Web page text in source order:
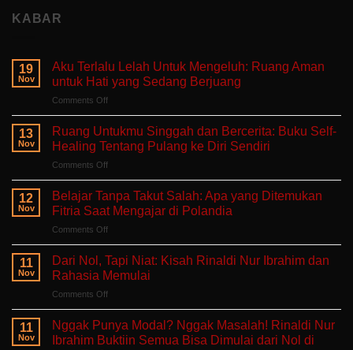
KABAR
19
Nov
Aku Terlalu Lelah Untuk Mengeluh: Ruang Aman
untuk Hati yang Sedang Berjuang
Comments Offon
Terlalu
Untuk
Mengeluh:
Ruang
Aman
untuk
Sedang
Berjuang
13
Nov
Ruang Untukmu Singgah dan Bercerita: Buku Self-
Healing Tentang Pulang ke Diri Sendiri
Comments Offon
Untukmu
Singgah
dan
Bercerita:
Buku
Self-
Healing
ke
Diri
Sendiri
12
Nov
Belajar Tanpa Takut Salah: Apa yang Ditemukan
Fitria Saat Mengajar di Polandia
Comments Offon
Tanpa
Takut
Salah:
Apa
yang
Ditemukan
Fitria
11
Nov
Dari Nol, Tapi Niat: Kisah Rinaldi Nur Ibrahim dan
Rahasia Memulai
Comments Offon
Tapi
Niat:
11
Nov
Nggak Punya Modal? Nggak Masalah! Rinaldi Nur
Ibrahim Buktiin Semua Bisa Dimulai dari Nol di